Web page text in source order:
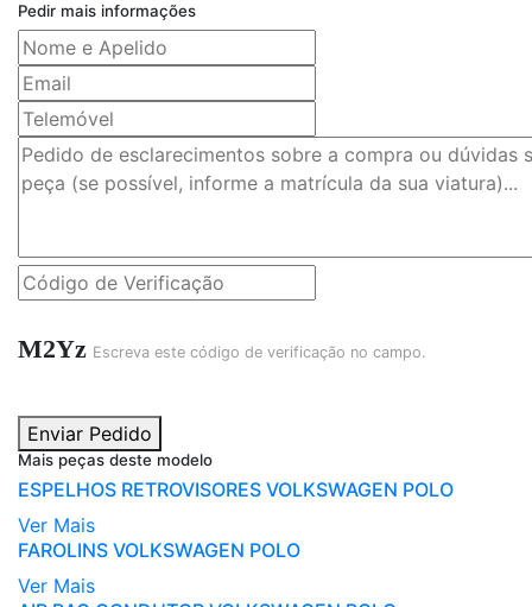
Pedir mais informações
M2Yz Escreva este código de verificação no campo.
Enviar Pedido
Mais peças deste modelo
ESPELHOS RETROVISORES VOLKSWAGEN POLO
Ver Mais
FAROLINS VOLKSWAGEN POLO
Ver Mais